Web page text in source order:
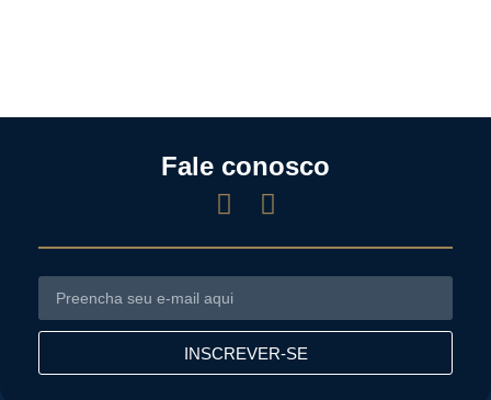
Fale conosco
INSCREVER-SE